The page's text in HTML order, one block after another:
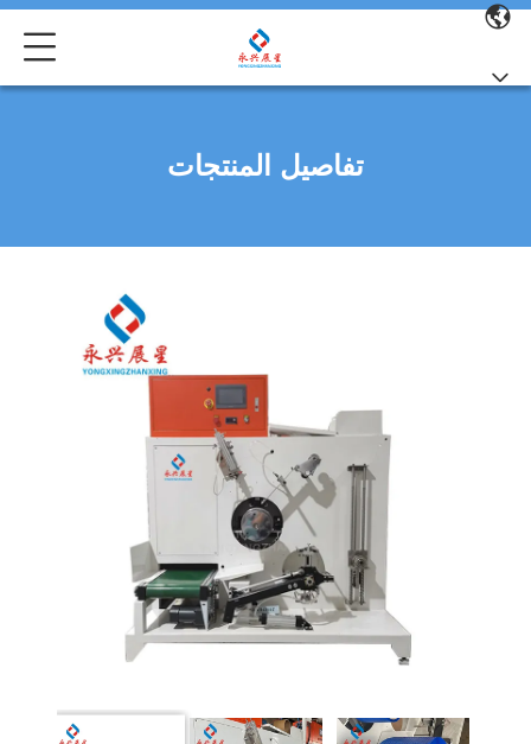
تفاصيل المنتجات